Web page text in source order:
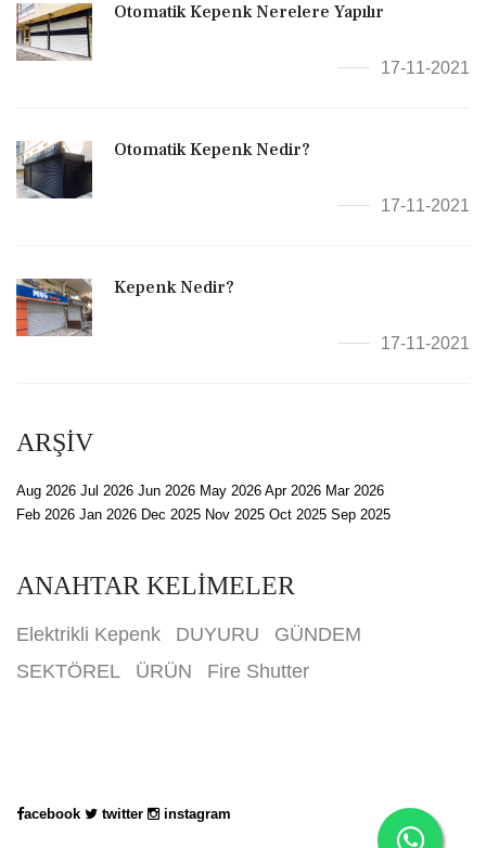
Otomatik Kepenk Nerelere Yapılır
17-11-2021
Otomatik Kepenk Nedir?
17-11-2021
Kepenk Nedir?
17-11-2021
ARŞİV
Aug 2026 Jul 2026 Jun 2026 May 2026 Apr 2026 Mar 2026
Feb 2026 Jan 2026 Dec 2025 Nov 2025 Oct 2025 Sep 2025
ANAHTAR KELİMELER
Elektrikli Kepenk DUYURU
GÜNDEM
SEKTÖREL
ÜRÜN Fire Shutter
acebook twitter instagram